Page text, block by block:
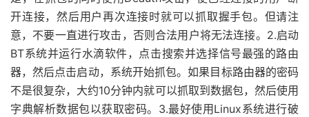
开连接，然后用户再次连接时就可以抓取握手包。但请注
意，不要一直进行攻击，否则合法用户将无法连接。2.启动
BT系统并运行水滴软件，点击搜索并选择信号最强的路由
器，然后点击启动，系统开始抓包。如果目标路由器的密码
不是很复杂，大约10分钟内就可以抓取到数据包，然后使用
字典解析数据包以获取密码。3.最好使用Linux系统进行破